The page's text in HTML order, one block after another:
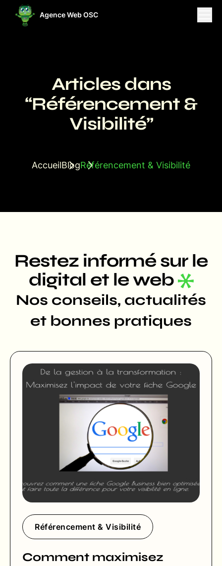
Agence Web OSC
Articles dans
“Référencement &
Visibilité”
AccueilBlogRéférencement & Visibilité
Restez informé sur le
digital et le web
Nos conseils, actualités
et bonnes pratiques
Référencement & Visibilité
Comment maximisez